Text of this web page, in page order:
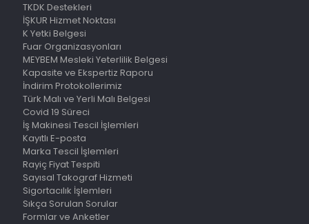
TKDK Destekleri
İŞKUR Hizmet Noktası
K Yetki Belgesi
Fuar Organizasyonları
MEYBEM Mesleki Yeterlilik Belgesi
Kapasite ve Ekspertiz Raporu
İndirim Protokollerimiz
Türk Malı ve Yerli Malı Belgesi
Covid 19 Süreci
İş Makinesi Tescil İşlemleri
Kayıtlı E-posta
Marka Tescil İşlemleri
Rayiç Fiyat Tespiti
Sayısal Takograf Hizmeti
Sigortacılık İşlemleri
Sıkça Sorulan Sorular
Formlar ve Anketler